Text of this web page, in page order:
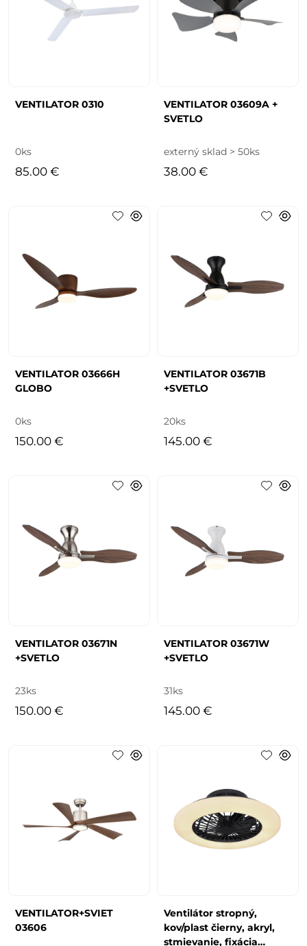
VENTILATOR 0310
0ks
85.00 €
VENTILATOR 03609A +
SVETLO
externý sklad > 50ks
38.00 €
VENTILATOR 03666H
GLOBO
0ks
150.00 €
VENTILATOR 03671B
+SVETLO
20ks
145.00 €
VENTILATOR 03671N
+SVETLO
23ks
150.00 €
VENTILATOR 03671W
+SVETLO
31ks
145.00 €
VENTILATOR+SVIET
03606
Ventilátor stropný,
kov/plast čierny, akryl,
stmievanie, fixácia